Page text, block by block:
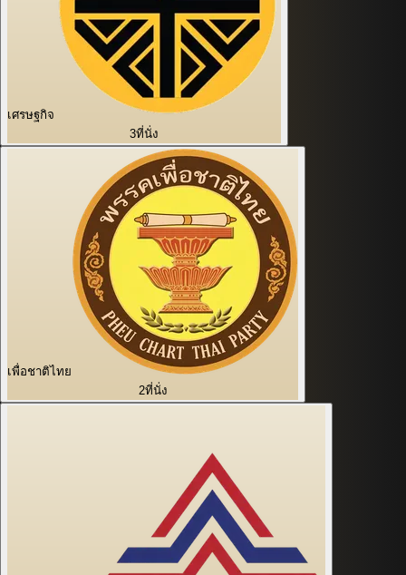
เศรษฐกิจ
3ที่นั่ง
เพื่อชาติไทย
2ที่นั่ง